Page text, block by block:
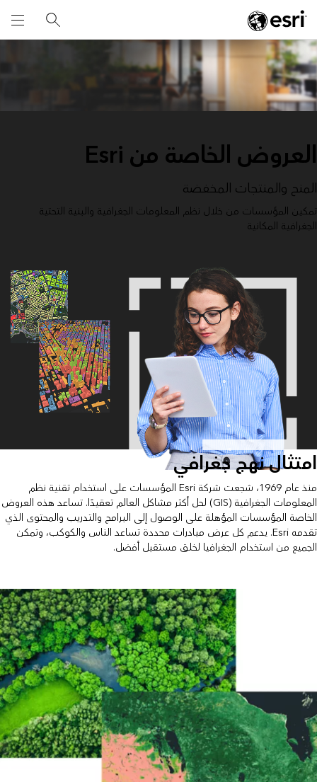
العروض الخاصة من Esri
المنح والمنتجات المخفضة
تمكين المؤسسات من خلال نظم المعلومات الجغرافية والبنية التحتية
الجغرافية المكانية
امتثال نهج جغرافي
منذ عام 1969، شجعت شركة Esri المؤسسات على استخدام تقنية نظم
المعلومات الجغرافية (GIS) لحل أكثر مشاكل العالم تعقيدًا. تساعد هذه العروض
الخاصة المؤسسات المؤهلة على الوصول إلى البرامج والتدريب والمحتوى الذي
تقدمه Esri. يدعم كل عرض مبادرات محددة تساعد الناس والكوكب، وتمكن
الجميع من استخدام الجغرافيا لخلق مستقبل أفضل.